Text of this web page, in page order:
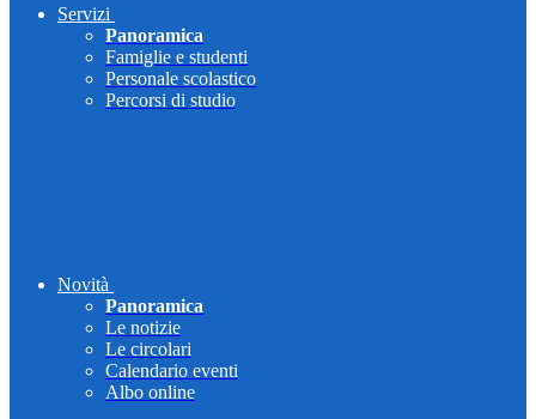
Servizi
Panoramica
Famiglie e studenti
Personale scolastico
Percorsi di studio
Novità
Panoramica
Le notizie
Le circolari
Calendario eventi
Albo online